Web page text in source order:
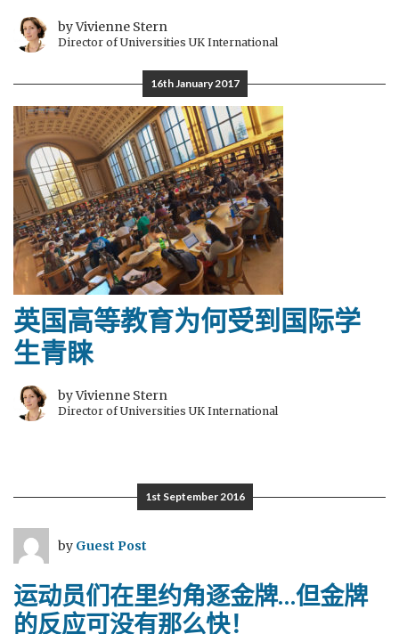
by Vivienne Stern
Director of Universities UK International
16th January 2017
英国高等教育为何受到国际学
生青睐
by Vivienne Stern
Director of Universities UK International
1st September 2016
by Guest Post
运动员们在里约角逐金牌…但金牌
的反应可没有那么快！